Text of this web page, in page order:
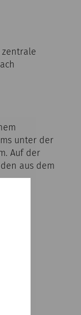
zentrale
unter der
Auf der
aus dem